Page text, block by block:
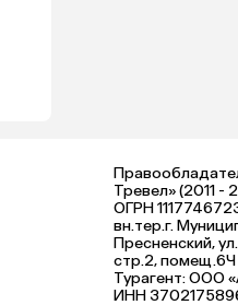
Тревел» (2011
ОГРН
вн.тер.г.
Пресненский,
стр.2, помещ.6Ч
Турагент: ООО
ИНН